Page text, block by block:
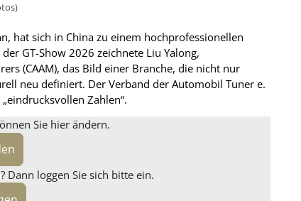
hat sich in China zu einem hochprofessionellen
GT-Show 2026 zeichnete Liu Yalong,
(CAAM), das Bild einer Branche, die nicht nur
neu definiert. Der Verband der Automobil Tuner e.
Zahlen“.
Sie hier ändern.
Dann loggen Sie sich bitte ein.